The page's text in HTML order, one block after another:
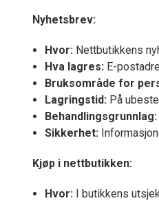
Nyhetsbrev:
Hvor:Nettbutikkens
Hva lagres:E-
Bruksområde for
Lagringstid:På
Behandlingsgrunnlag:
Sikkerhet:
Kjøp i nettbutikken:
Hvor:I butikkens